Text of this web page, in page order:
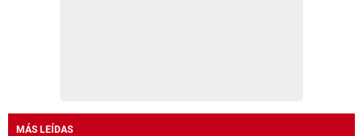
MÁS LEÍDAS